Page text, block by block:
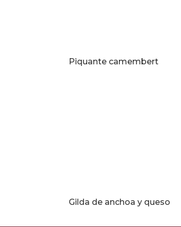
Piquante camembert
Gilda de anchoa y queso